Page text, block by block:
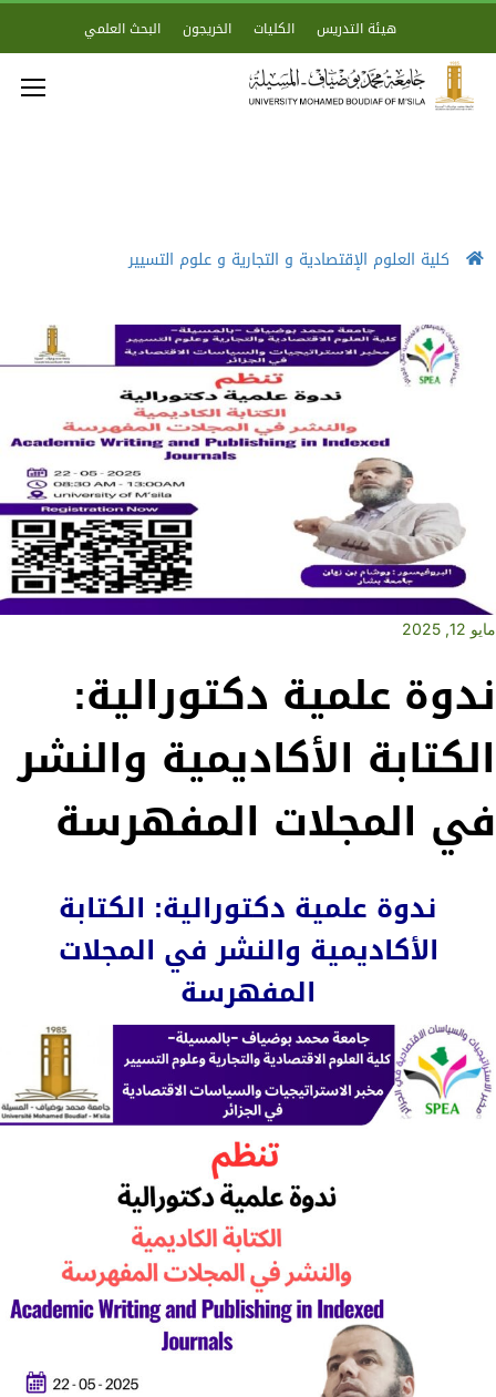
هيئة التدريس الكليات الخريجون البحث العلمي
كلية العلوم الإقتصادية و التجارية و علوم التسيير
مايو 12, 2025
ندوة علمية دكتورالية:
الكتابة الأكاديمية والنشر
في المجلات المفهرسة
ندوة علمية دكتورالية: الكتابة
الأكاديمية والنشر في المجلات
المفهرسة